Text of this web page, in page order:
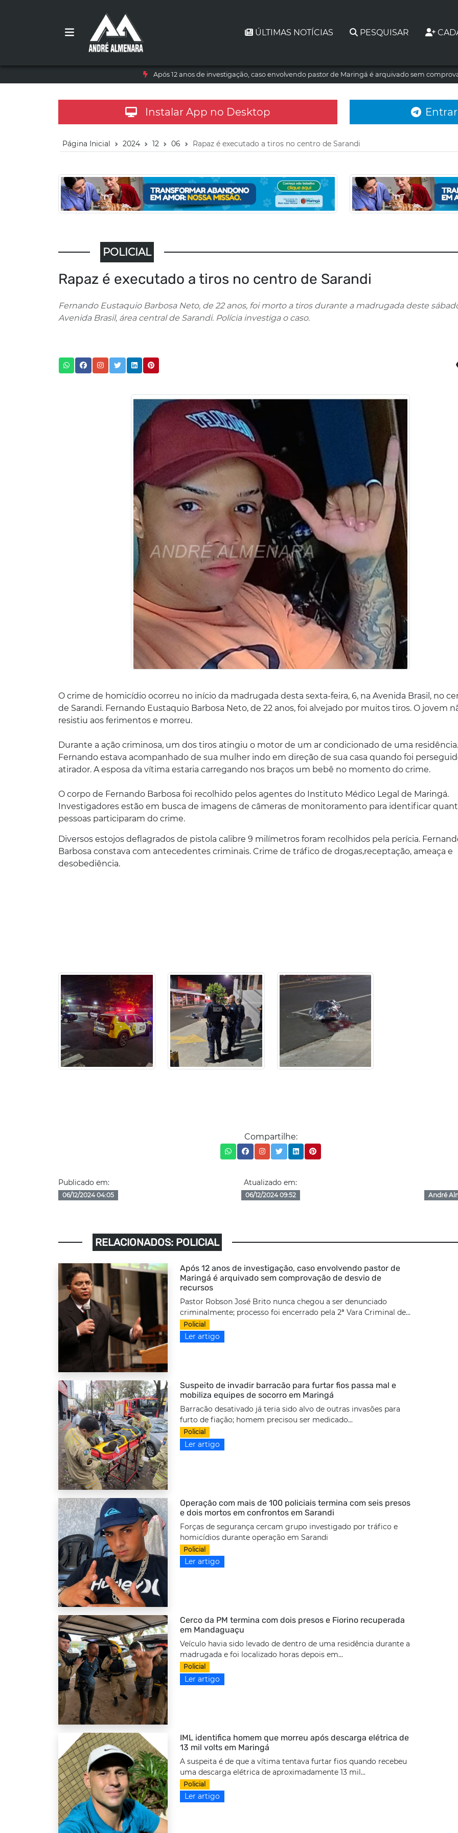
ÚLTIMAS NOTÍCIAS PESQUISAR
Após 12 anos de investigação, caso envolvendo pastor de Maringá é arquivado sem
Instalar App no Desktop
Página Inicial 2024 12 06 Rapaz é executado a tiros no centro de Sarandi
POLICIAL
Rapaz é executado a tiros no centro de Sarandi
Fernando Eustaquio Barbosa Neto, de 22 anos, foi morto a tiros durante a madrugada deste
Avenida Brasil, área central de Sarandi. Polícia investiga o caso.
O crime de homicídio ocorreu no início da madrugada desta sexta-feira, 6, na Avenida Brasil, no
de Sarandi. Fernando Eustaquio Barbosa Neto, de 22 anos, foi alvejado por muitos tiros. O jovem
resistiu aos ferimentos e morreu.
Durante a ação criminosa, um dos tiros atingiu o motor de um ar condicionado de uma residência.
Fernando estava acompanhado de sua mulher indo em direção de sua casa quando foi
atirador. A esposa da vítima estaria carregando nos braços um bebê no momento do crime.
O corpo de Fernando Barbosa foi recolhido pelos agentes do Instituto Médico Legal de Maringá.
Investigadores estão em busca de imagens de câmeras de monitoramento para identificar
pessoas participaram do crime.
Diversos estojos deflagrados de pistola calibre 9 milímetros foram recolhidos pela perícia.
Barbosa constava com antecedentes criminais. Crime de tráfico de drogas,receptação, ameaça e
desobediência.
Compartilhe:
Publicado em:
06/12/2024 04:05
Atualizado em:
06/12/2024 09:52 André
RELACIONADOS: POLICIAL
Após 12 anos de investigação, caso envolvendo pastor de
Maringá é arquivado sem comprovação de desvio de
recursos
Pastor Robson José Brito nunca chegou a ser denunciado
criminalmente; processo foi encerrado pela 2ª Vara Criminal de...
Policial
Ler artigo
Suspeito de invadir barracão para furtar fios passa mal e
mobiliza equipes de socorro em Maringá
Barracão desativado já teria sido alvo de outras invasões para
furto de fiação; homem precisou ser medicado...
Policial
Ler artigo
Operação com mais de 100 policiais termina com seis presos
e dois mortos em confrontos em Sarandi
Forças de segurança cercam grupo investigado por tráfico e
homicídios durante operação em Sarandi
Policial
Ler artigo
Cerco da PM termina com dois presos e Fiorino recuperada
em Mandaguaçu
Veículo havia sido levado de dentro de uma residência durante a
madrugada e foi localizado horas depois em...
Policial
Ler artigo
IML identifica homem que morreu após descarga elétrica de
13 mil volts em Maringá
A suspeita é de que a vítima tentava furtar fios quando recebeu
uma descarga elétrica de aproximadamente 13 mil...
Policial
Ler artigo